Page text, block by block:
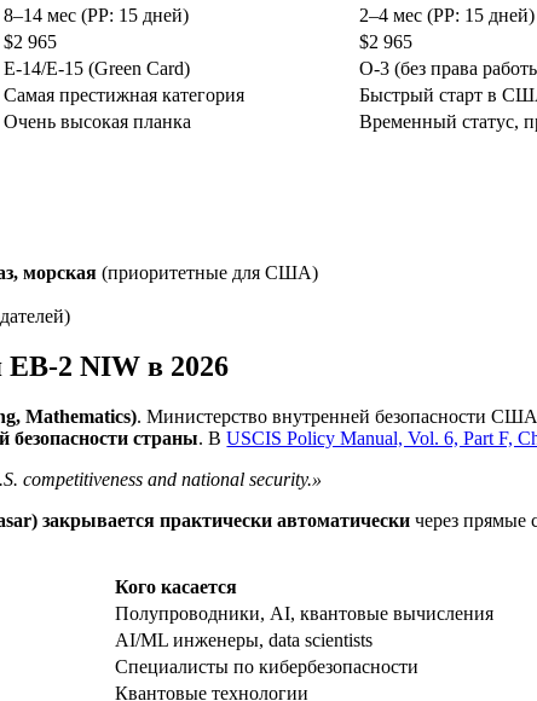
8–14 мес (PP: 15 дней)
2–4 мес (PP: 15 дней)
$2 965
$2 965
E-14/E-15 (Green Card) O-3 (без права
Самая престижная категория
Быстрый старт в
Очень высокая планка Временный статус,
морская (приоритетные для США)
2 NIW в 2026
Mathematics). Министерство внутренней безопасности
безопасности страны. ВUSCIS Policy Manual, Vol. 6, Part F,
competitiveness and national security.»
закрывается практически автоматически через прямые
Кого касается
Полупроводники, AI, квантовые вычисления
AI/ML инженеры, data scientists
Специалисты по кибербезопасности
Квантовые технологии